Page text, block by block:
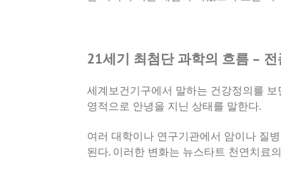
21세기 최첨단 과학의 흐름 –
세계보건기구에서 말하는 건강정의를
영적으로 안녕을 지닌 상태를 말한다.
여러 대학이나 연구기관에서 암이나 질
된다. 이러한 변화는 뉴스타트 천연치료